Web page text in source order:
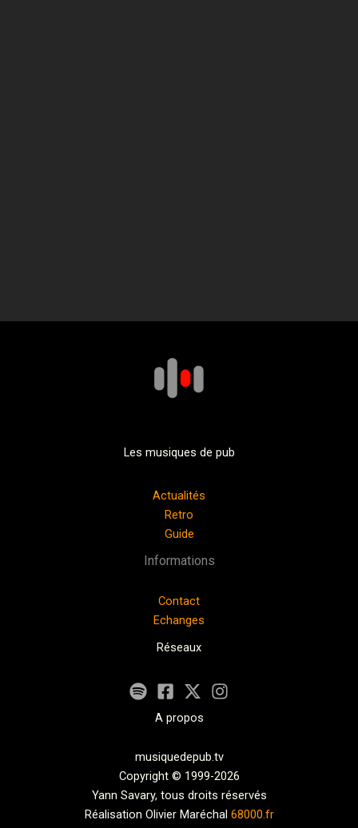
Les musiques de pub
Actualités
Retro
Guide
Informations
Contact
Echanges
Réseaux
A propos
musiquedepub.tv
Copyright © 1999-2026
Yann Savary, tous droits réservés
Réalisation Olivier Maréchal 68000.fr